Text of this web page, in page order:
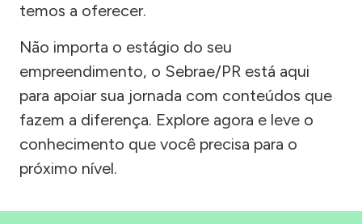
temos a oferecer.
Não importa o estágio do seu
empreendimento, o Sebrae/PR está aqui
para apoiar sua jornada com conteúdos que
fazem a diferença. Explore agora e leve o
conhecimento que você precisa para o
próximo nível.